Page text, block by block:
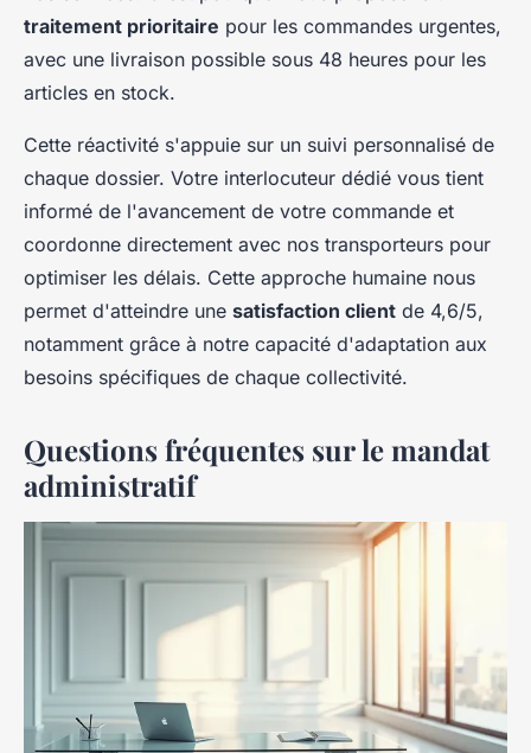
traitement prioritaire pour les commandes urgentes,
avec une livraison possible sous 48 heures pour les
articles en stock.
Cette réactivité s'appuie sur un suivi personnalisé de
chaque dossier. Votre interlocuteur dédié vous tient
informé de l'avancement de votre commande et
coordonne directement avec nos transporteurs pour
optimiser les délais. Cette approche humaine nous
permet d'atteindre une satisfaction client de 4,6/5,
notamment grâce à notre capacité d'adaptation aux
besoins spécifiques de chaque collectivité.
Questions fréquentes sur le mandat
administratif